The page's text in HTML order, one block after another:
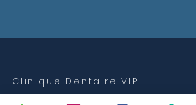
Clinique Dentaire VIP